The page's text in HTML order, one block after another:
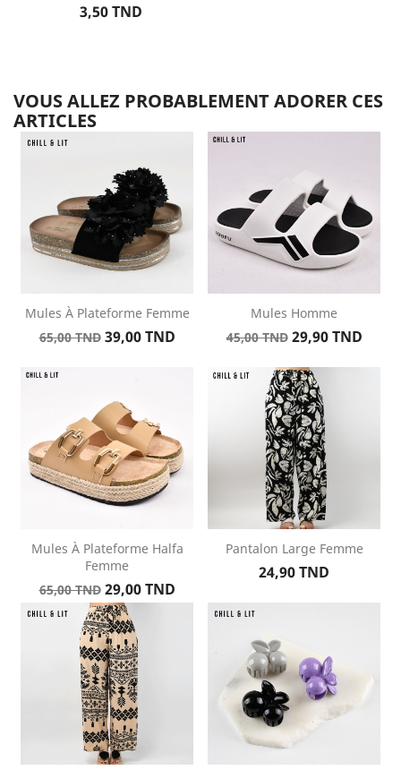
Prix
3,50 TND
VOUS ALLEZ PROBABLEMENT ADORER CES
ARTICLES
Mules À Plateforme Femme
Prix
base
65,00 TND Prix
39,00 TND
Mules Homme
Prix
base
45,00 TND Prix
29,90 TND
Mules À Plateforme Halfa
Femme
Prix
de
65,00 TND Prix
29,00 TND
Pantalon Large Femme
Prix
24,90 TND